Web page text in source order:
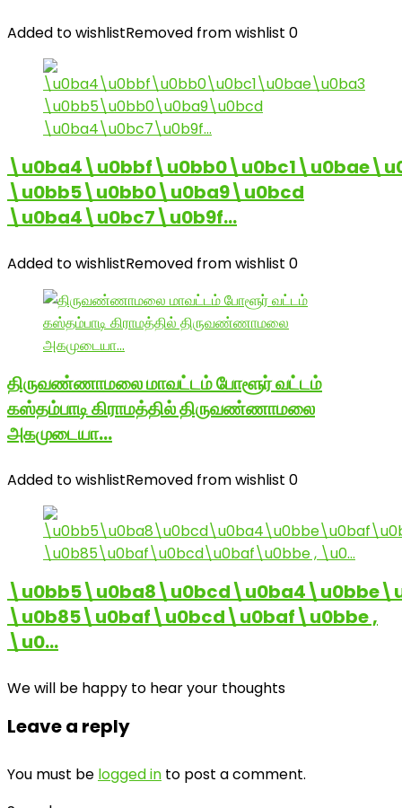
Added to wishlistRemoved from wishlist 0
\u0bb5\u0bb0\u0ba9\u0bcd
\u0ba4\u0bc7\u0b9f…
Added to wishlistRemoved from wishlist 0
திருவண்ணாமலை மாவட்டம் போளூர் வட்டம்
கஸ்தம்பாடி கிராமத்தில் திருவண்ணாமலை
அகமுடையா…
Added to wishlistRemoved from wishlist 0
\u0b85\u0baf\u0bcd\u0baf\u0bbe ,
\u0…
We will be happy to hear your thoughts
Leave a reply
You must be logged in to post a comment.